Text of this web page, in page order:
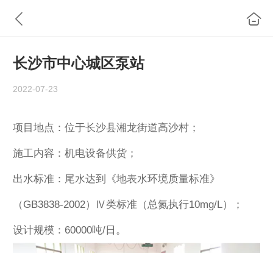
长沙市中心城区泵站
2022-07-23
项目地点：位于长沙县湘龙街道高沙村；
施工内容：机电设备供货；
出水标准：尾水达到《地表水环境质量标准》
（GB3838-2002）Ⅳ类标准（总氮执行10mg/L）；
设计规模：60000吨/日。